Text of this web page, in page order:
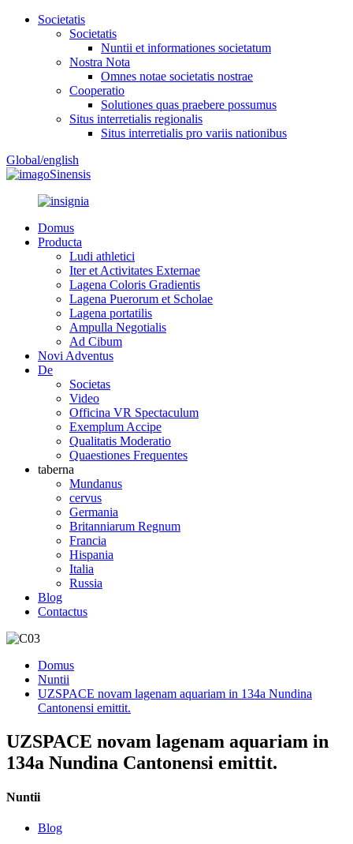
Societatis
Societatis
Nuntii et informationes societatum
Nostra Nota
Omnes notae societatis nostrae
Cooperatio
Solutiones quas praebere possumus
Situs interretialis regionalis
Situs interretialis pro variis nationibus
Global/english
Sinensis
Domus
Producta
Ludi athletici
Iter et Activitates Externae
Lagena Coloris Gradientis
Lagena Puerorum et Scholae
Lagena portatilis
Ampulla Negotialis
Ad Cibum
Novi Adventus
De
Societas
Video
Officina VR Spectaculum
Exemplum Accipe
Qualitatis Moderatio
Quaestiones Frequentes
taberna
Mundanus
cervus
Germania
Britanniarum Regnum
Francia
Hispania
Italia
Russia
Blog
Contactus
Domus
Nuntii
UZSPACE novam lagenam aquariam in 134a Nundina
Cantonensi emittit.
UZSPACE novam lagenam aquariam in
134a Nundina Cantonensi emittit.
Nuntii
Blog